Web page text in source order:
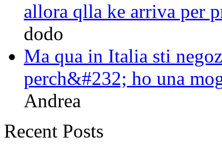
allora qlla ke arriva per
dodo
Ma qua in Italia sti
perch&#232; ho una
Andrea
Recent Posts